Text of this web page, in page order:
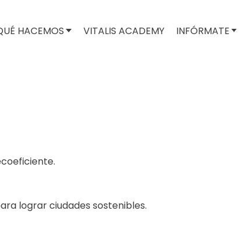
HACEMOS VITALIS ACADEMY INFÓRMATE
lograr ciudades sostenibles.